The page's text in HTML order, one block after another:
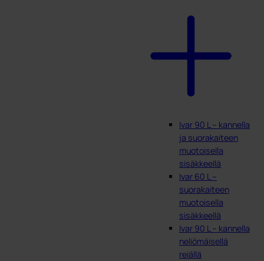
Ivar 90 L – kannella
ja suorakaiteen
muotoisella
sisäkkeellä
Ivar 60 L –
suorakaiteen
muotoisella
sisäkkeellä
Ivar 90 L – kannella
neliömäisellä
reiällä